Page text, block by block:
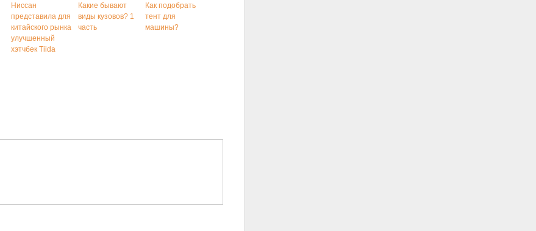
Ниссан
представила для
китайского рынка
улучшенный
хэтчбек Tiida
Какие бывают
виды кузовов? 1
часть
Как подобрать
тент для
машины?